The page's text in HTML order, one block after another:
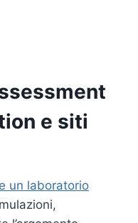
e siti
un laboratorio